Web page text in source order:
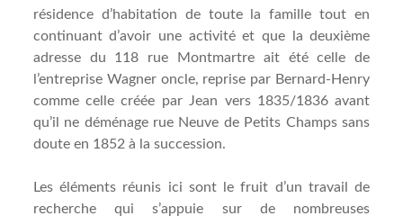
résidence d’habitation de toute la famille tout en
continuant d’avoir une activité et que la deuxième
adresse du 118 rue Montmartre ait été celle de
l’entreprise Wagner oncle, reprise par Bernard-Henry
comme celle créée par Jean vers 1835/1836 avant
qu’il ne déménage rue Neuve de Petits Champs sans
doute en 1852 à la succession.
Les éléments réunis ici sont le fruit d’un travail de
recherche qui s’appuie sur de nombreuses